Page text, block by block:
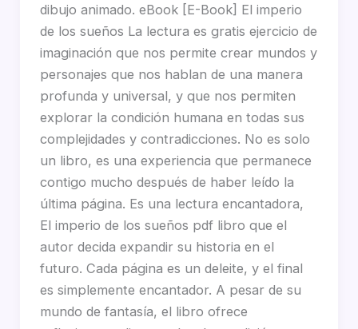
dibujo animado. eBook [E-Book] El imperio
de los sueños La lectura es gratis ejercicio de
imaginación que nos permite crear mundos y
personajes que nos hablan de una manera
profunda y universal, y que nos permiten
explorar la condición humana en todas sus
complejidades y contradicciones. No es solo
un libro, es una experiencia que permanece
contigo mucho después de haber leído la
última página. Es una lectura encantadora,
El imperio de los sueños pdf libro que el
autor decida expandir su historia en el
futuro. Cada página es un deleite, y el final
es simplemente encantador. A pesar de su
mundo de fantasía, el libro ofrece